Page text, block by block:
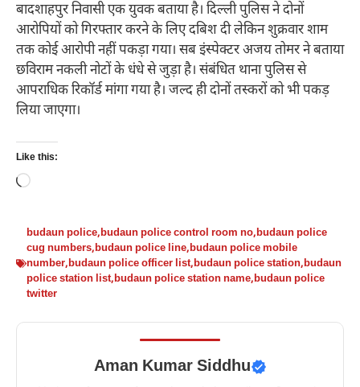
बादशाहपुर निवासी एक युवक बताया है। दिल्ली पुलिस ने दोनों
आरोपियों को गिरफ्तार करने के लिए दबिश दी लेकिन शुक्रवार शाम
तक कोई आरोपी नहीं पकड़ा गया। सब इंस्पेक्टर अजय तोमर ने बताया
छविराम नकली नोटों के धंधे से जुड़ा है। संबंधित थाना पुलिस से
आपराधिक रिकॉर्ड मांगा गया है। जल्द ही दोनों तस्करों को भी पकड़
लिया जाएगा।
Like this:
Loading…
budaun police,budaun police control room no,budaun police
cug numbers,budaun police line,budaun police mobile
number,budaun police officer list,budaun police station,budaun
police station list,budaun police station name,budaun police
twitter
Aman Kumar Siddhu